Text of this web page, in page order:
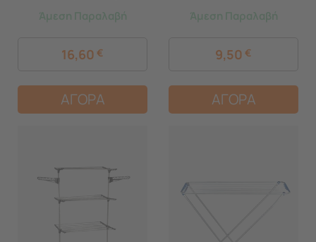
Άπλωμα 18m DEMI
Άμεση Παραλαβή
16,60 €
ΑΓΟΡΑ
Βάρος 2kg Άπλωμα 20m
Άμεση Παραλαβή
9,50 €
ΑΓΟΡΑ